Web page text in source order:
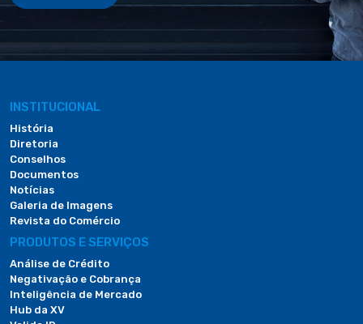
INSTITUCIONAL
História
Diretoria
Conselhos
Documentos
Notícias
Galeria de Imagens
Revista do Comércio
PRODUTOS E SERVIÇOS
Análise de Crédito
Negativação e Cobrança
Inteligência de Mercado
Hub da XV